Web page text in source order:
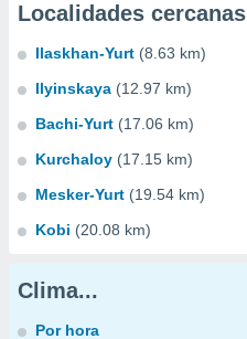
Localidades cercanas
Ilaskhan-Yurt (8.63 km)
Ilyinskaya (12.97 km)
Bachi-Yurt (17.06 km)
Kurchaloy (17.15 km)
Mesker-Yurt (19.54 km)
Kobi (20.08 km)
Clima...
Por hora